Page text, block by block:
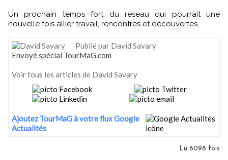
Un prochain temps fort du réseau qui pourrait une
nouvelle fois allier travail, rencontres et découvertes.
Publié par David Savary
Envoyé spécial TourMaG.com
Voir tous les articles de David Savary
Ajoutez TourMaG à votre flux Google
Actualités
Lu 6098 fois